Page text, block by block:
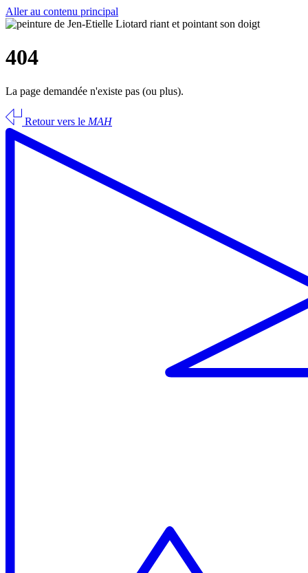
Aller au contenu principal
404
La page demandée n'existe pas (ou plus).
Retour vers le MAH